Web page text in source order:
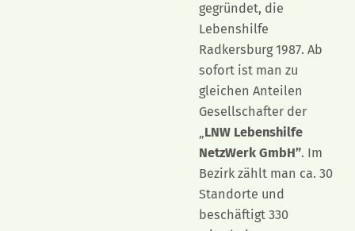
gegründet, die
Lebenshilfe
Radkersburg 1987. Ab
sofort ist man zu
gleichen Anteilen
Gesellschafter der
„LNW Lebenshilfe
NetzWerk GmbH”. Im
Bezirk zählt man ca. 30
Standorte und
beschäftigt 330